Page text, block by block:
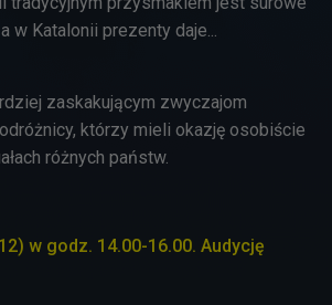
w Katalonii prezenty daje...
zaskakującym zwyczajom
którzy mieli okazję osobiście
różnych państw.
w godz. 14.00-16.00. Audycję